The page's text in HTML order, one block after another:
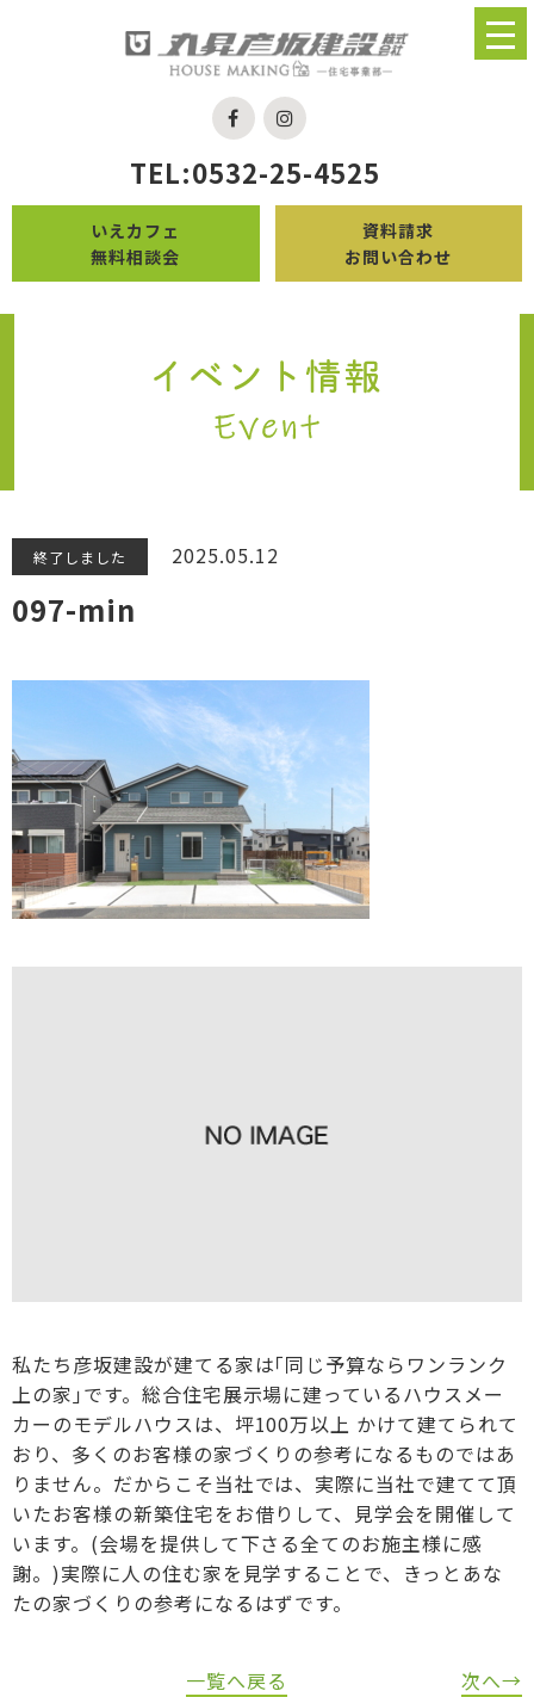
TEL:0532-25-4525
いえカフェ
無料相談会
資料請求
お問い合わせ
終了しました 2025.05.12
097-min
私たち彦坂建設が建てる家は｢同じ予算ならワンランク
上の家｣です。総合住宅展示場に建っているハウスメー
カーのモデルハウスは、坪100万以上 かけて建てられて
おり、多くのお客様の家づくりの参考になるものではあ
りません。だからこそ当社では、実際に当社で建てて頂
いたお客様の新築住宅をお借りして、見学会を開催して
います。(会場を提供して下さる全てのお施主様に感
謝。)実際に人の住む家を見学することで、きっとあな
たの家づくりの参考になるはずです。
一覧へ戻る 次へ→